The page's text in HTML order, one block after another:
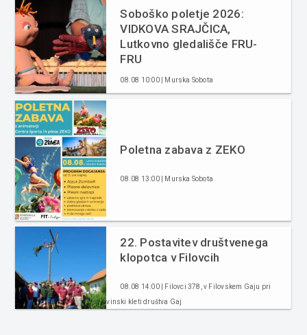
Soboško poletje 2026:
VIDKOVA SRAJČICA,
Lutkovno gledališče FRU-
FRU
08.08 10:00 | Murska Sobota
Poletna zabava z ZEKO
08.08 13:00 | Murska Sobota
22. Postavitev društvenega
klopotca v Filovcih
08.08 14:00 | Filovci 378, v Filovskem Gaju pri
vinski kleti društva Gaj